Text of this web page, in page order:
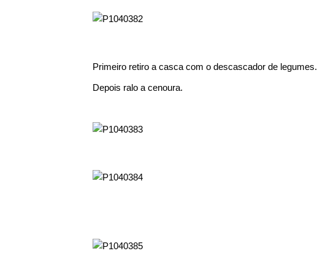
Primeiro retiro a casca com o descascador de legumes.
Depois ralo a cenoura.